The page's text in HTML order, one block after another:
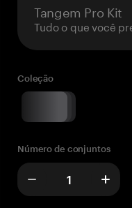
Tangem Pro Kit
Tudo o que você
Coleção
Número de conjuntos